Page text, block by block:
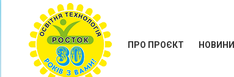
ПРО ПРОЄКТ НОВИНИ